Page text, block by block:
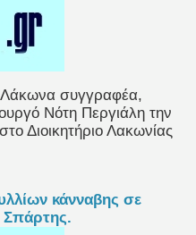
συγγραφέα,
Νότη Περγιάλη την
Διοικητήριο Λακωνίας
κάνναβης σε
Σπάρτης.